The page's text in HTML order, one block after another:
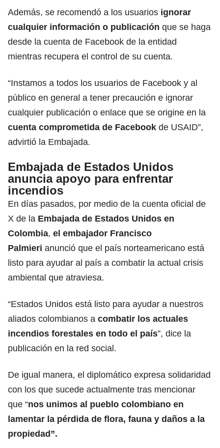
Además, se recomendó a los usuarios ignorar
cualquier información o publicación que se haga
desde la cuenta de Facebook de la entidad
mientras recupera el control de su cuenta.
“Instamos a todos los usuarios de Facebook y al
público en general a tener precaución e ignorar
cualquier publicación o enlace que se origine en la
cuenta comprometida de Facebook de USAID”,
advirtió la Embajada.
Embajada de Estados Unidos
anuncia apoyo para enfrentar
incendios
En días pasados, por medio de la cuenta oficial de
X de la Embajada de Estados Unidos en
Colombia, el embajador Francisco
Palmieri anunció que el país norteamericano está
listo para ayudar al país a combatir la actual crisis
ambiental que atraviesa.
“Estados Unidos está listo para ayudar a nuestros
aliados colombianos a combatir los actuales
incendios forestales en todo el país”, dice la
publicación en la red social.
De igual manera, el diplomático expresa solidaridad
con los que sucede actualmente tras mencionar
que “nos unimos al pueblo colombiano en
lamentar la pérdida de flora, fauna y daños a la
propiedad”.